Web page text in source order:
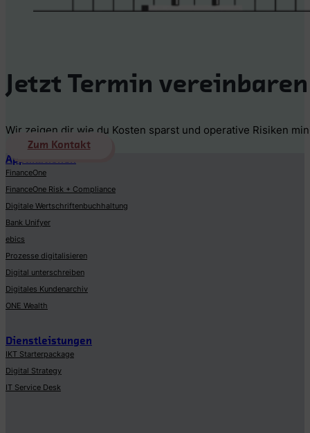
Jetzt Termin vereinbaren
Wir zeigen dir wie du Kosten sparst und operative Risiken
Zum Kontakt
Applikationen
FinanceOne
FinanceOne Risk + Compliance
Digitale Wertschriftenbuchhaltung
Bank Unifyer
ebics
Prozesse digitalisieren
Digital unterschreiben
Digitales Kundenarchiv
ONE Wealth
Dienstleistungen
IKT Starterpackage
Digital Strategy
IT Service Desk